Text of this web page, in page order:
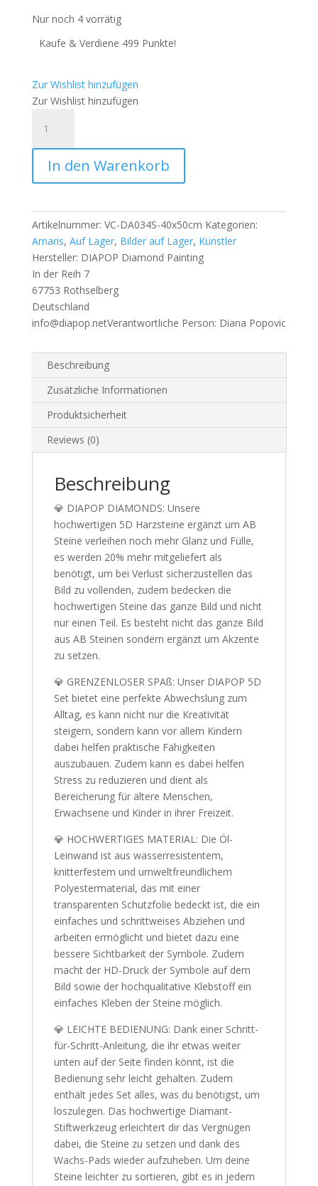
Nur noch 4 vorrätig
Kaufe & Verdiene 499 Punkte!
Zur Wishlist hinzufügen
Zur Wishlist hinzufügen
Numixie
Stacey
-
-
Eckige
Harzsteine
Menge
In den Warenkorb
Artikelnummer: VC-DA034S-40x50cm Kategorien:
Amaris, Auf Lager, Bilder auf Lager, Künstler
Hersteller: DIAPOP Diamond Painting
In der Reih 7
67753 Rothselberg
Deutschland
info@diapop.netVerantwortliche Person: Diana Popovic
Beschreibung
Zusätzliche Informationen
Produktsicherheit
Reviews (0)
Beschreibung
💎 DIAPOP DIAMONDS: Unsere
hochwertigen 5D Harzsteine ergänzt um AB
Steine verleihen noch mehr Glanz und Fülle,
es werden 20% mehr mitgeliefert als
benötigt, um bei Verlust sicherzustellen das
Bild zu vollenden, zudem bedecken die
hochwertigen Steine das ganze Bild und nicht
nur einen Teil. Es besteht nicht das ganze Bild
aus AB Steinen sondern ergänzt um Akzente
zu setzen.
💎 GRENZENLOSER SPAß: Unser DIAPOP 5D
Set bietet eine perfekte Abwechslung zum
Alltag, es kann nicht nur die Kreativität
steigern, sondern kann vor allem Kindern
dabei helfen praktische Fähigkeiten
auszubauen. Zudem kann es dabei helfen
Stress zu reduzieren und dient als
Bereicherung für ältere Menschen,
Erwachsene und Kinder in ihrer Freizeit.
💎 HOCHWERTIGES MATERIAL: Die Öl-
Leinwand ist aus wasserresistentem,
knitterfestem und umweltfreundlichem
Polyestermaterial, das mit einer
transparenten Schutzfolie bedeckt ist, die ein
einfaches und schrittweises Abziehen und
arbeiten ermöglicht und bietet dazu eine
bessere Sichtbarkeit der Symbole. Zudem
macht der HD-Druck der Symbole auf dem
Bild sowie der hochqualitative Klebstoff ein
einfaches Kleben der Steine möglich.
💎 LEICHTE BEDIENUNG: Dank einer Schritt-
für-Schritt-Anleitung, die ihr etwas weiter
unten auf der Seite finden könnt, ist die
Bedienung sehr leicht gehalten. Zudem
enthält jedes Set alles, was du benötigst, um
loszulegen. Das hochwertige Diamant-
Stiftwerkzeug erleichtert dir das Vergnügen
dabei, die Steine zu setzen und dank des
Wachs-Pads wieder aufzuheben. Um deine
Steine leichter zu sortieren, gibt es in jedem